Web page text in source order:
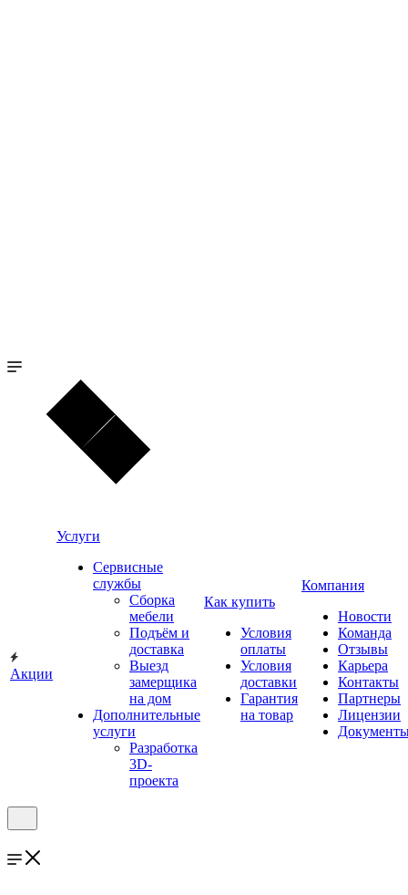
Акции
Услуги
Сервисные
службы
Сборка
мебели
Подъём и
доставка
Выезд
замерщика
на дом
Дополнительные
услуги
Разработка
3D-
проекта
Как купить
Условия
оплаты
Условия
доставки
Гарантия
на товар
Компания
Новости
Команда
Отзывы
Карьера
Контакты
Партнеры
Лицензии